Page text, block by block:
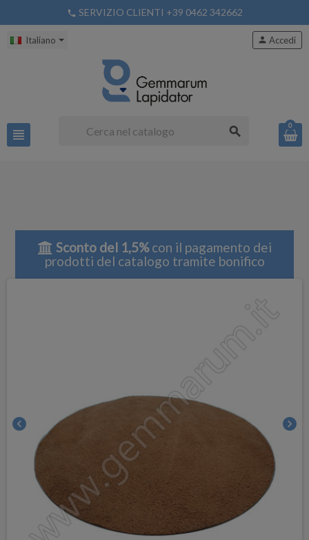
phone SERVIZIO CLIENTI +39 0462 342662
Italiano
view_headline search
person Accedi
0
Sconto del 1,5%con il pagamento dei
prodotti del catalogo tramite bonifico
chevron_left chevron_right